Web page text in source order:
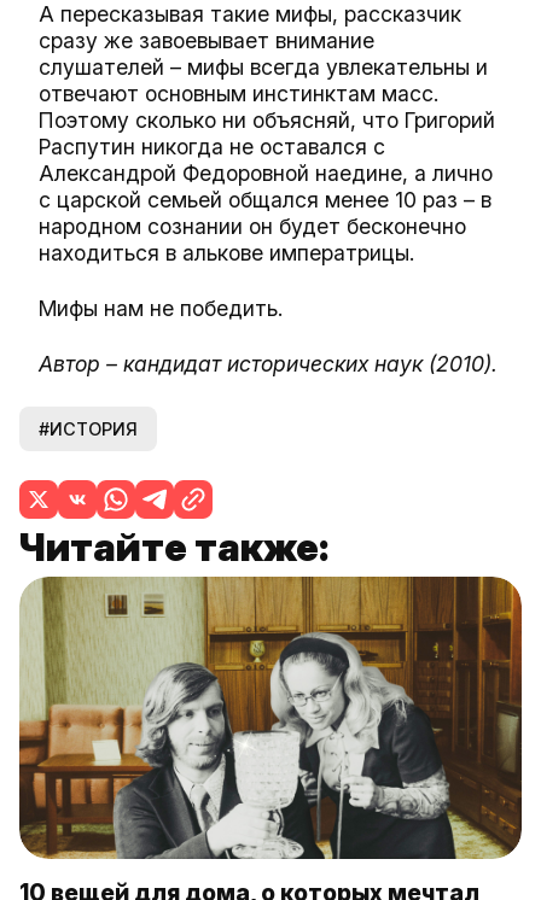
А пересказывая такие мифы, рассказчик
сразу же завоевывает внимание
слушателей – мифы всегда увлекательны и
отвечают основным инстинктам масс.
Поэтому сколько ни объясняй, что Григорий
Распутин никогда не оставался с
Александрой Федоровной наедине, а лично
с царской семьей общался менее 10 раз – в
народном сознании он будет бесконечно
находиться в алькове императрицы.
Мифы нам не победить.
Автор – кандидат исторических наук (2010).
#ИСТОРИЯ
Читайте также:
10 вещей для дома, о которых мечтал